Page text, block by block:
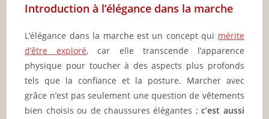
Introduction à l’élégance dans la marche
L’élégance dans la marche est un concept qui mérite
d’être exploré, car elle transcende l’apparence
physique pour toucher à des aspects plus profonds
tels que la confiance et la posture. Marcher avec
grâce n’est pas seulement une question de vêtements
bien choisis ou de chaussures élégantes ;c’est aussi